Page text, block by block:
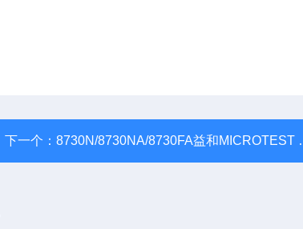
下一个：8730N/8730NA/8730FA益和MICROTEST 8730 专业线材测试仪